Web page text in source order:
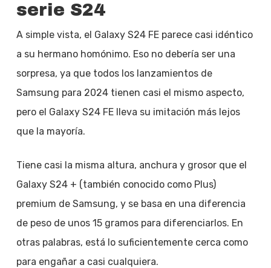
serie S24
A simple vista, el Galaxy S24 FE parece casi idéntico
a su hermano homónimo. Eso no debería ser una
sorpresa, ya que todos los lanzamientos de
Samsung para 2024 tienen casi el mismo aspecto,
pero el Galaxy S24 FE lleva su imitación más lejos
que la mayoría.
Tiene casi la misma altura, anchura y grosor que el
Galaxy S24 + (también conocido como Plus)
premium de Samsung, y se basa en una diferencia
de peso de unos 15 gramos para diferenciarlos. En
otras palabras, está lo suficientemente cerca como
para engañar a casi cualquiera.